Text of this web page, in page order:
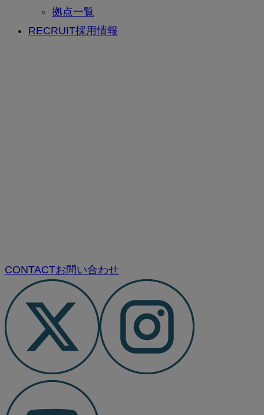
拠点一覧
RECRUIT採用情報
CONTACTお問い合わせ